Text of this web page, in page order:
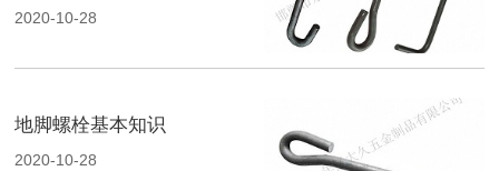
2020-10-28
地脚螺栓基本知识
2020-10-28